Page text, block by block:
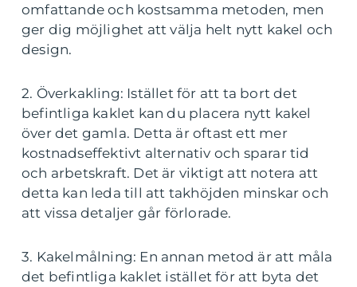
omfattande och kostsamma metoden, men
ger dig möjlighet att välja helt nytt kakel och
design.
2. Överkakling: Istället för att ta bort det
befintliga kaklet kan du placera nytt kakel
över det gamla. Detta är oftast ett mer
kostnadseffektivt alternativ och sparar tid
och arbetskraft. Det är viktigt att notera att
detta kan leda till att takhöjden minskar och
att vissa detaljer går förlorade.
3. Kakelmålning: En annan metod är att måla
det befintliga kaklet istället för att byta det